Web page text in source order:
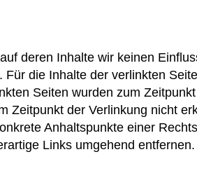
deren Inhalte wir keinen
die Inhalte der verlinkten
Seiten wurden zum
Zeitpunkt der Verlinkung nicht
Anhaltspunkte einer
Links umgehend entfernen.